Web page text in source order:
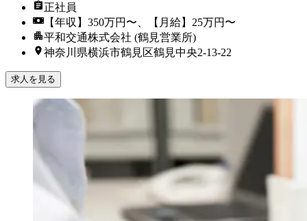
正社員
【年収】350万円〜、【月給】25万円〜
平和交通株式会社 (鶴見営業所)
神奈川県横浜市鶴見区鶴見中央2-13-22
求人を見る